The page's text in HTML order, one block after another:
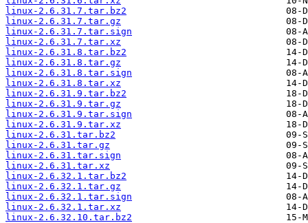
linux-2.6.31.7.tar.bz2
linux-2.6.31.7.tar.gz
linux-2.6.31.7.tar.sign
linux-2.6.31.7.tar.xz
linux-2.6.31.8.tar.bz2
linux-2.6.31.8.tar.gz
linux-2.6.31.8.tar.sign
linux-2.6.31.8.tar.xz
linux-2.6.31.9.tar.bz2
linux-2.6.31.9.tar.gz
linux-2.6.31.9.tar.sign
linux-2.6.31.9.tar.xz
linux-2.6.31.tar.bz2
linux-2.6.31.tar.gz
linux-2.6.31.tar.sign
linux-2.6.31.tar.xz
linux-2.6.32.1.tar.bz2
linux-2.6.32.1.tar.gz
linux-2.6.32.1.tar.sign
linux-2.6.32.1.tar.xz
linux-2.6.32.10.tar.bz2